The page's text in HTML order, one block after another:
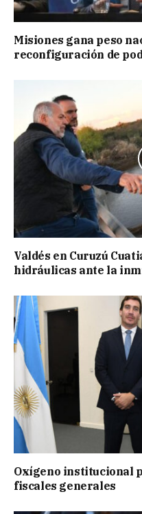
Misiones gana peso
reconfiguración de
Valdés en Curuzú
hidráulicas ante la
Oxígeno institucional
fiscales generales